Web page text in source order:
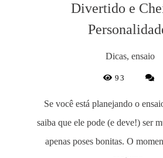
Divertido e
Dicas, ensaio
93
Se você está planejando o
saiba que ele pode (e deve!) ser
apenas poses bonitas. O